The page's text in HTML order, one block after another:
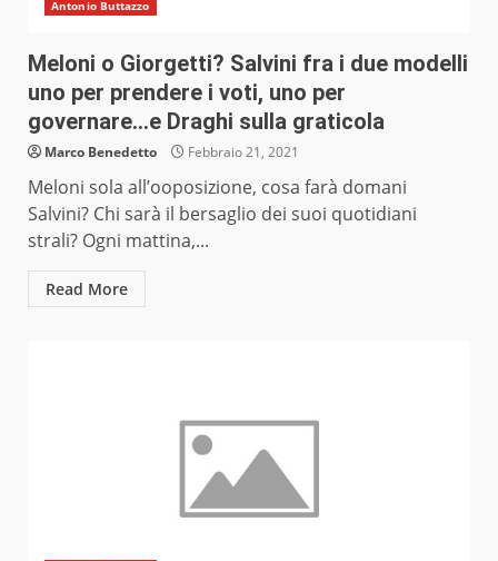
Antonio Buttazzo
Meloni o Giorgetti? Salvini fra i due modelli
uno per prendere i voti, uno per
governare…e Draghi sulla graticola
Marco Benedetto Febbraio 21, 2021
Meloni sola all’ooposizione, cosa farà domani
Salvini? Chi sarà il bersaglio dei suoi quotidiani
strali? Ogni mattina,...
Read More